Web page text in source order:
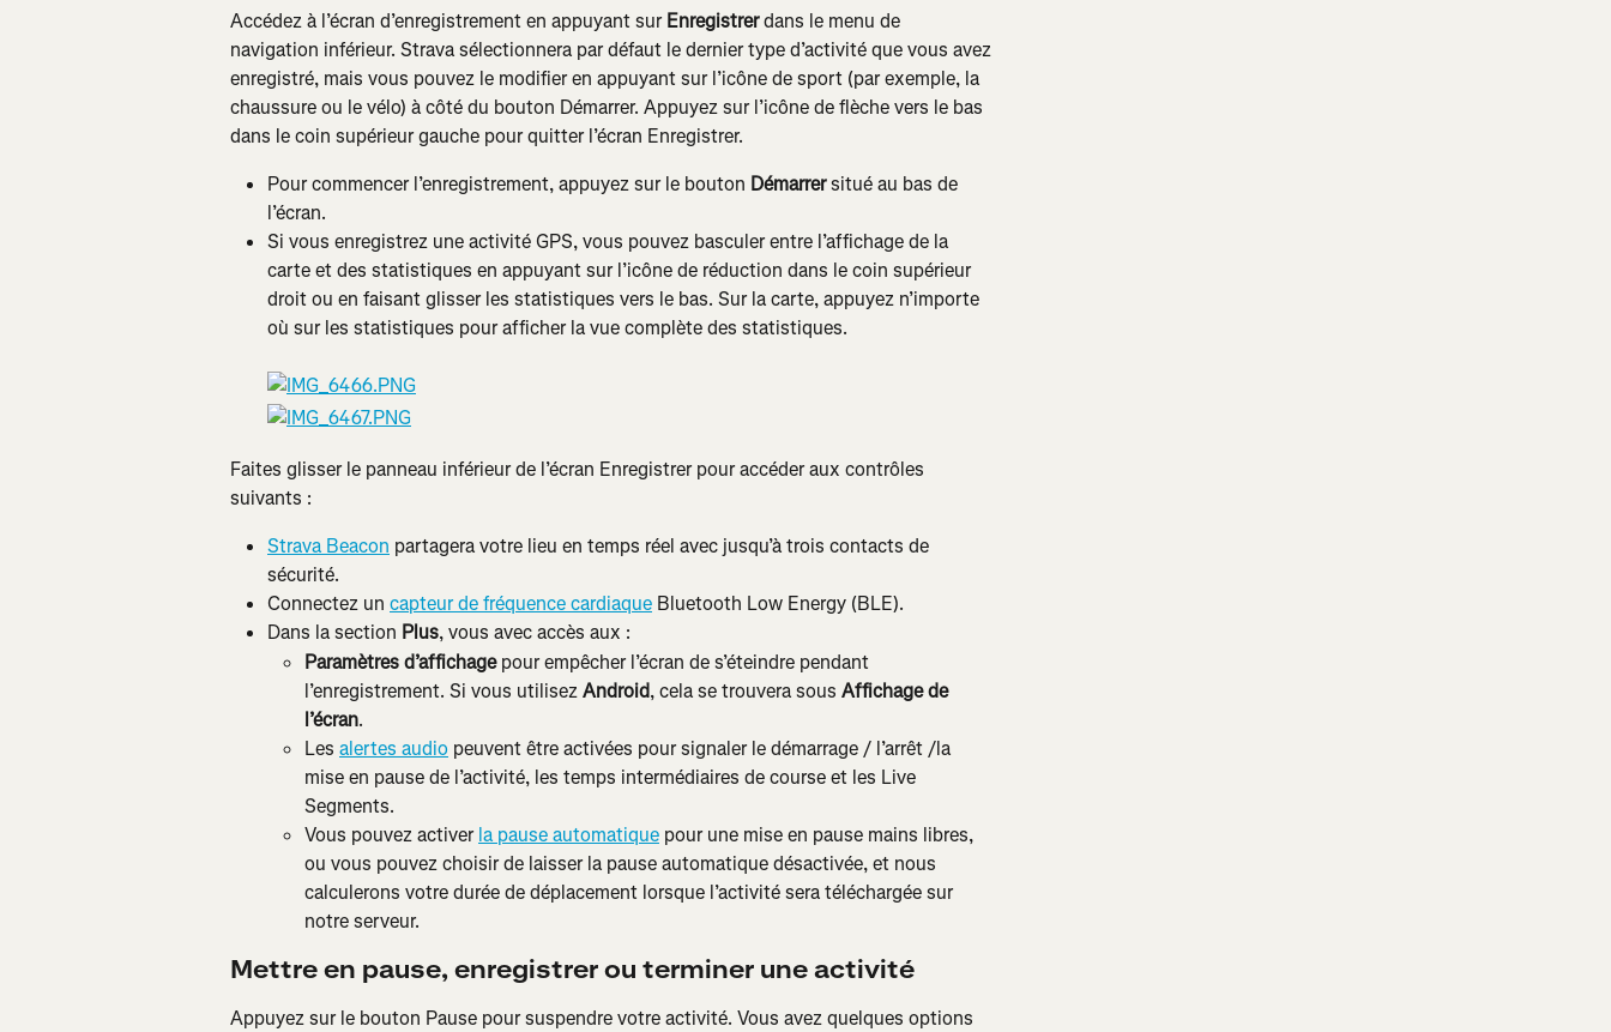
Accédez à l’écran d’enregistrement en appuyant sur Enregistrer dans le menu de
navigation inférieur. Strava sélectionnera par défaut le dernier type d’activité que vous avez
enregistré, mais vous pouvez le modifier en appuyant sur l’icône de sport (par exemple, la
chaussure ou le vélo) à côté du bouton Démarrer. Appuyez sur l’icône de flèche vers le bas
dans le coin supérieur gauche pour quitter l’écran Enregistrer.
Pour commencer l’enregistrement, appuyez sur le bouton Démarrer situé au bas de
l’écran.
Si vous enregistrez une activité GPS, vous pouvez basculer entre l’affichage de la
carte et des statistiques en appuyant sur l’icône de réduction dans le coin supérieur
droit ou en faisant glisser les statistiques vers le bas. Sur la carte, appuyez n’importe
où sur les statistiques pour afficher la vue complète des statistiques.
Faites glisser le panneau inférieur de l’écran Enregistrer pour accéder aux contrôles
suivants :
Strava Beacon partagera votre lieu en temps réel avec jusqu’à trois contacts de
sécurité.
Connectez un capteur de fréquence cardiaque Bluetooth Low Energy (BLE).
Dans la section Plus, vous avec accès aux :
Paramètres d’affichage pour empêcher l’écran de s’éteindre pendant
l’enregistrement. Si vous utilisez Android, cela se trouvera sous Affichage de
l’écran.
Les alertes audio peuvent être activées pour signaler le démarrage / l’arrêt /la
mise en pause de l’activité, les temps intermédiaires de course et les Live
Segments.
Vous pouvez activer la pause automatique pour une mise en pause mains libres,
ou vous pouvez choisir de laisser la pause automatique désactivée, et nous
calculerons votre durée de déplacement lorsque l’activité sera téléchargée sur
notre serveur.
Mettre en pause, enregistrer ou terminer une activité
Appuyez sur le bouton Pause pour suspendre votre activité. Vous avez quelques options